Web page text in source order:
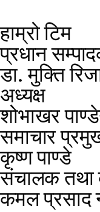
हाम्रो टिम
प्रधान
डा. मुक्ति
अध्यक्ष
शोभाखर
समाचार
कृष्ण पाण्डे
संचालक तथा
कमल प्रसाद